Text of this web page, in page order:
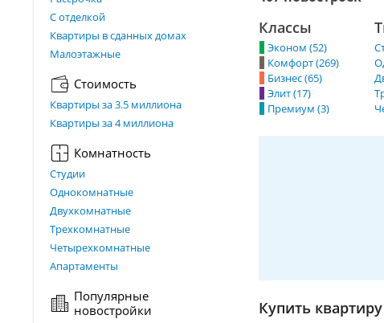
С отделкой
Квартиры в сданных домах
Малоэтажные
Стоимость
Квартиры за 3.5 миллиона
Квартиры за 4 миллиона
Комнатность
Студии
Однокомнатные
Двухкомнатные
Трехкомнатные
Четырехкомнатные
Апартаменты
Популярные
новостройки
Классы
Эконом (52)
Комфорт (269)
Бизнес (65)
Элит (17)
Премиум (3)
Купить